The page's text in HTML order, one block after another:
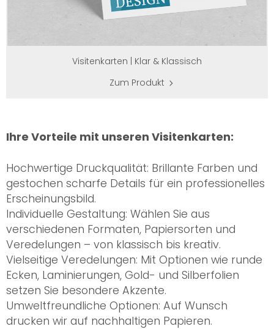
Visitenkarten | Klar & Klassisch
Zum Produkt
Ihre Vorteile mit unseren Visitenkarten:
Hochwertige Druckqualität: Brillante Farben und
gestochen scharfe Details für ein professionelles
Erscheinungsbild.
Individuelle Gestaltung: Wählen Sie aus
verschiedenen Formaten, Papiersorten und
Veredelungen – von klassisch bis kreativ.
Vielseitige Veredelungen: Mit Optionen wie runde
Ecken, Laminierungen, Gold- und Silberfolien
setzen Sie besondere Akzente.
Umweltfreundliche Optionen: Auf Wunsch
drucken wir auf nachhaltigen Papieren.